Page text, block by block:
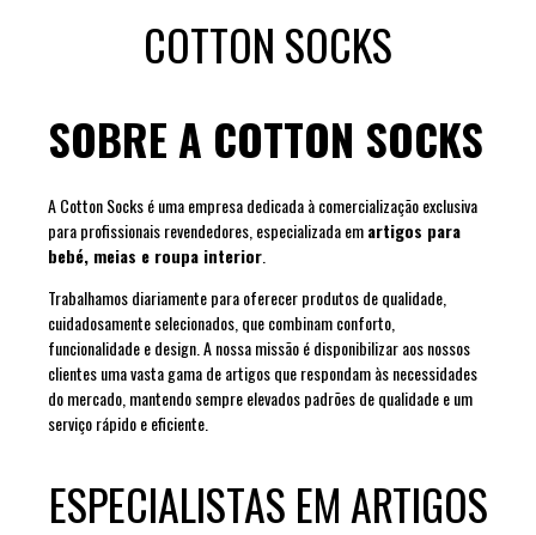
COTTON SOCKS
SOBRE A COTTON SOCKS
A Cotton Socks é uma empresa dedicada à comercialização exclusiva
para profissionais revendedores, especializada emartigos para
bebé, meias e roupa interior
Trabalhamos diariamente para oferecer produtos de qualidade,
cuidadosamente selecionados, que combinam conforto,
funcionalidade e design. A nossa missão é disponibilizar aos nossos
clientes uma vasta gama de artigos que respondam às necessidades
do mercado, mantendo sempre elevados padrões de qualidade e um
serviço rápido e eficiente.
ESPECIALISTAS EM ARTIGOS